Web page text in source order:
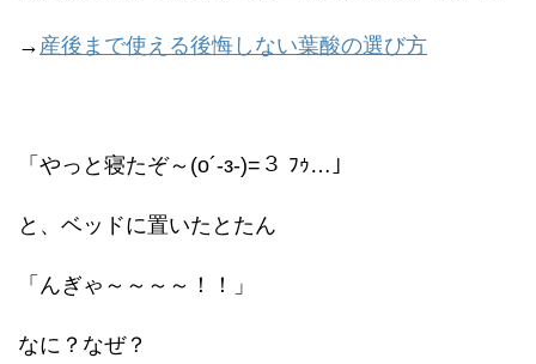
→ 産後まで使える後悔しない葉酸の選び方
「やっと寝たぞ～(o´-з-)=３ ﾌｩ…」
と、ベッドに置いたとたん
「んぎゃ～～～～！！」
なに？なぜ？